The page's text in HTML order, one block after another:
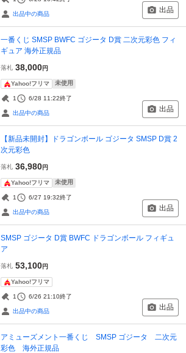
出品中の商品 出品
一番くじ SMSP BWFC ゴジータ D賞 二次元彩色 フィ
ギュア 海外正規品
落札 38,000円
Yahoo!フリマ 未使用
1 6/28 11:22終了
出品中の商品 出品
【新品未開封】ドラゴンボール ゴジータ SMSP D賞 2
次元彩色
落札 36,980円
Yahoo!フリマ 未使用
1 6/27 19:32終了
出品中の商品 出品
SMSP ゴジータ D賞 BWFC ドラゴンボール フィギュ
ア
落札 53,100円
Yahoo!フリマ
1 6/26 21:10終了
出品中の商品 出品
アミューズメント一番くじ SMSP ゴジータ 二次元
彩色 海外正規品